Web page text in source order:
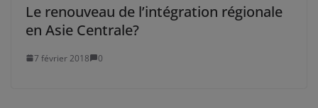
Le renouveau de l’intégration régionale
en Asie Centrale?
7 février 2018 0